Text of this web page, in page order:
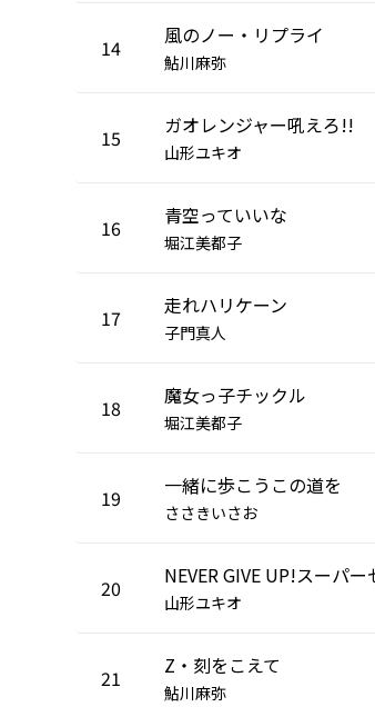
14 風のノー・リプライ
鮎川麻弥
15 ガオレンジャー吼えろ!!
山形ユキオ
16 青空っていいな
堀江美都子
17 走れハリケーン
子門真人
18 魔女っ子チックル
堀江美都子
19 一緒に歩こうこの道を
ささきいさお
20
山形ユキオ
21 Z・刻をこえて
鮎川麻弥